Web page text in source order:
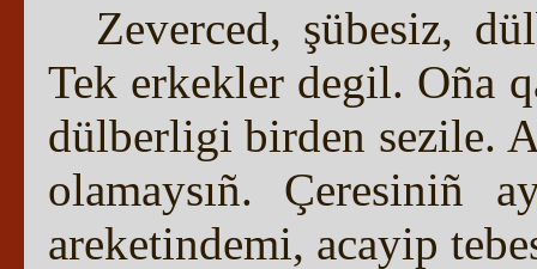
Zeverced, şübesiz,
Tek erkekler degil. Oña
dülberligi birden sezile.
olamaysıñ. Çeresiniñ
areketindemi, acayip